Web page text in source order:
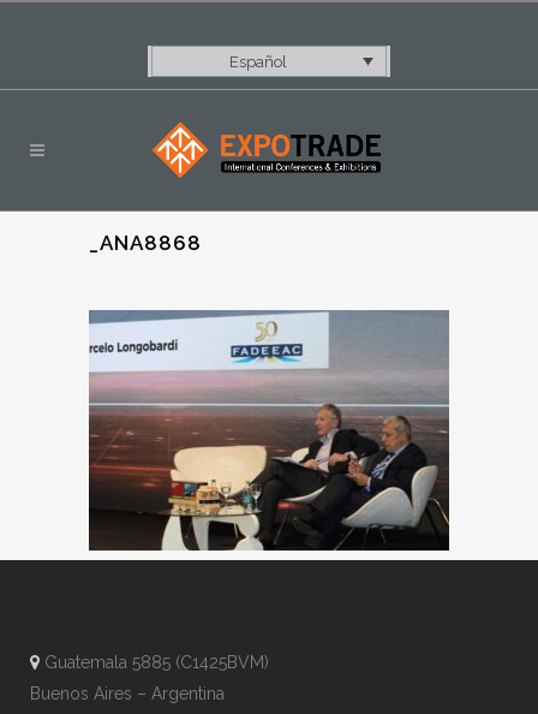
Español
_ANA8868
Guatemala 5885 (C1425BVM)
Buenos Aires – Argentina